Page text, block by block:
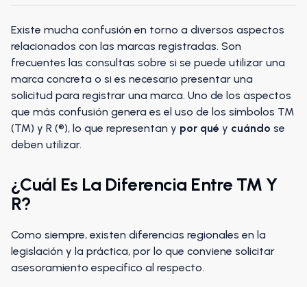
Existe mucha confusión en torno a diversos aspectos
relacionados con las marcas registradas. Son
frecuentes las consultas sobre si se puede utilizar una
marca concreta o si es necesario presentar una
solicitud para registrar una marca. Uno de los aspectos
que más confusión genera es el uso de los símbolos TM
(™) y R (®), lo que representan y por qué y cuándo se
deben utilizar.
¿Cuál Es La Diferencia Entre TM Y
R?
Como siempre, existen diferencias regionales en la
legislación y la práctica, por lo que conviene solicitar
asesoramiento específico al respecto.